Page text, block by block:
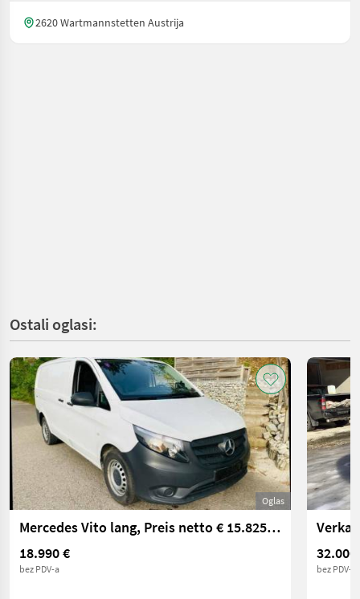
2620 Wartmannstetten Austrija
Ostali oglasi:
Oglas
Mercedes Vito lang, Preis netto € 15.825,-, Klima, AHV
18.990 €
bez PDV-a
32.000
bez PDV-a